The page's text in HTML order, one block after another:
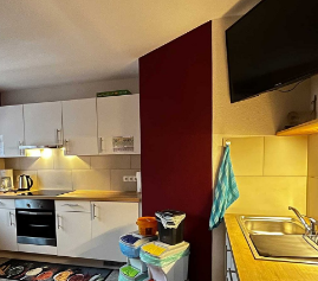
Lust auf